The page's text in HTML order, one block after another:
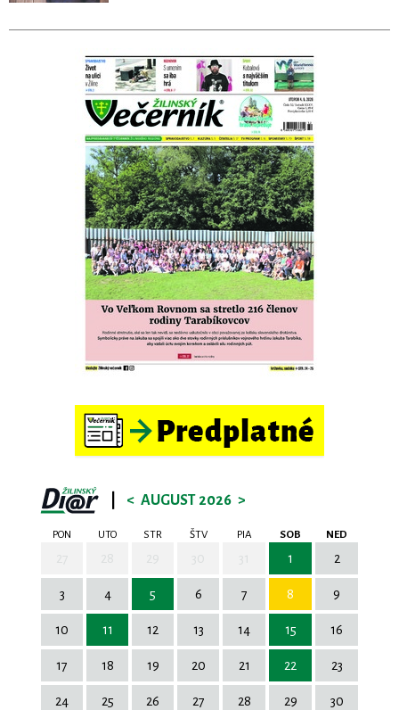
< AUGUST 2026 >
PON UTO STR ŠTV PIA SOB NED
1 2
3 4 5 6 7 8 9
10 11 12 13 14 15 16
17 18 19 20 21 22 23
24 25 26 27 28 29 30